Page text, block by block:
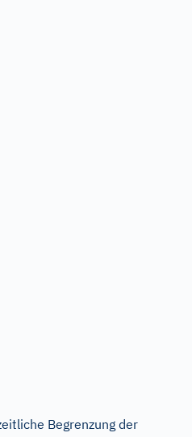
Begrenzung der